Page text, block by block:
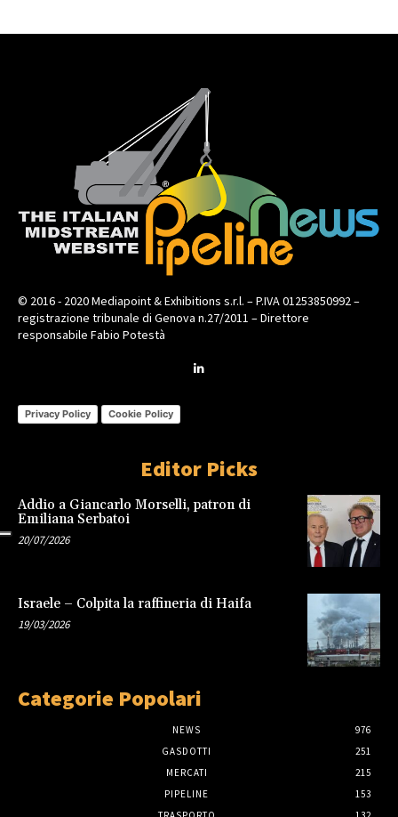
© 2016 - 2020 Mediapoint & Exhibitions s.r.l. – P.IVA 01253850992 –
registrazione tribunale di Genova n.27/2011 – Direttore
responsabile Fabio Potestà
Privacy Policy Cookie Policy
Editor Picks
Addio a Giancarlo Morselli, patron di
Emiliana Serbatoi
20/07/2026
Israele – Colpita la raffineria di Haifa
19/03/2026
Categorie Popolari
NEWS
976
GASDOTTI
251
MERCATI
215
PIPELINE
153